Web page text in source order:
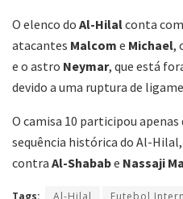
O elenco do Al-Hilalconta
atacantes Malcom e Michael,
e o astro Neymar, que está
devido a uma ruptura de
O camisa 10 participou
sequência histórica do Al-
contra Al-Shababe Nassaji